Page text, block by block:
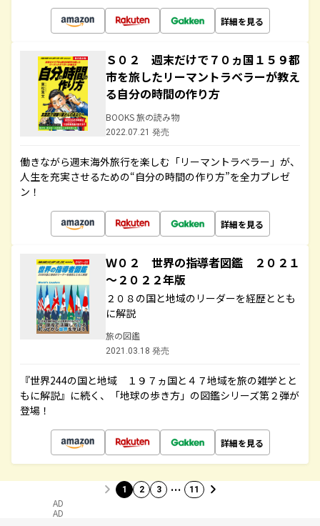
詳細を見る
Ｓ０２ 週末だけで７０ヵ国１５９都
市を旅したリーマントラベラーが教え
る自分の時間の作り方
BOOKS 旅の読み物
2022.07.21 発売
働きながら週末海外旅行を楽しむ「リーマントラベラー」が、
人生を充実させるための“自分の時間の作り方”を全力プレゼ
ン！
詳細を見る
Ｗ０２ 世界の指導者図鑑 ２０２１
～２０２２年版
２０８の国と地域のリーダーを経歴ととも
に解説
旅の図鑑
2021.03.18 発売
『世界244の国と地域 １９７ヵ国と４７地域を旅の雑学とと
もに解説』に続く、「地球の歩き方」の図鑑シリーズ第２弾が
登場！
詳細を見る
1 2 3 … 11
AD
AD